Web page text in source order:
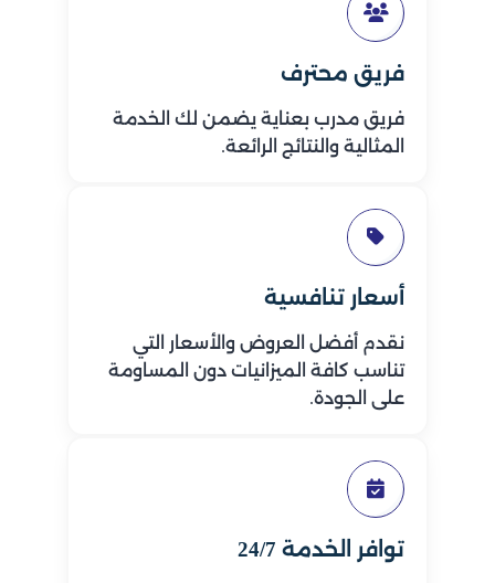
فريق محترف
فريق مدرب بعناية يضمن لك الخدمة
المثالية والنتائج الرائعة.
أسعار تنافسية
نقدم أفضل العروض والأسعار التي
تناسب كافة الميزانيات دون المساومة
على الجودة.
توافر الخدمة 24/7